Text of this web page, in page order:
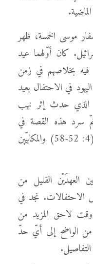
موسى الخمسة، ظهر
كان أوّلهما عيد
فيه بخلاصهم في زمن
في الاحتفال بعيد
الذي حدث إثر نهب
سرد هذه القصة في
سفري الأبوكريفا المكابيّين الأوّل (4: 52-58) والمكابيّين
العهدَيْن القليل من
الاحتفالات. نجد في
وقت لاحق المزيد من
الواضح إلى أيّ حدّ
التفاصيل.